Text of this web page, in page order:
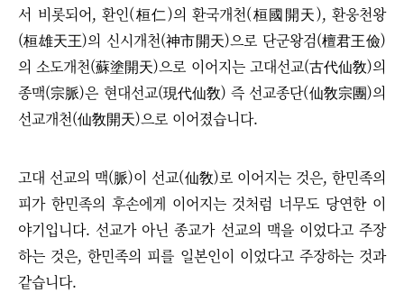
서 비롯되어, 환인(桓仁)의 환국개천(桓國開天), 환웅천왕
(桓雄天王)의 신시개천(神市開天)으로 단군왕검(檀君王儉)
의 소도개천(蘇塗開天)으로 이어지는 고대선교(古代仙敎)의
종맥(宗脈)은 현대선교(現代仙敎) 즉 선교종단(仙敎宗團)의
선교개천(仙敎開天)으로 이어졌습니다.
고대 선교의 맥(脈)이 선교(仙敎)로 이어지는 것은, 한민족의
피가 한민족의 후손에게 이어지는 것처럼 너무도 당연한 이
야기입니다. 선교가 아닌 종교가 선교의 맥을 이었다고 주장
하는 것은, 한민족의 피를 일본인이 이었다고 주장하는 것과
같습니다.